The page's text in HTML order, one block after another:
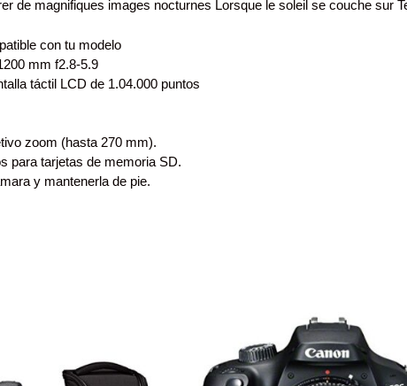
de magnifiques images nocturnes Lorsque le soleil se couche sur
con tu modelo
mm f2.8-5.9
táctil LCD de 1.04.000 puntos
zoom (hasta 270 mm).
para tarjetas de memoria SD.
y mantenerla de pie.